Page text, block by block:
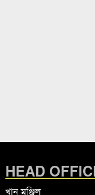
HEAD
খান মঞ্জিল